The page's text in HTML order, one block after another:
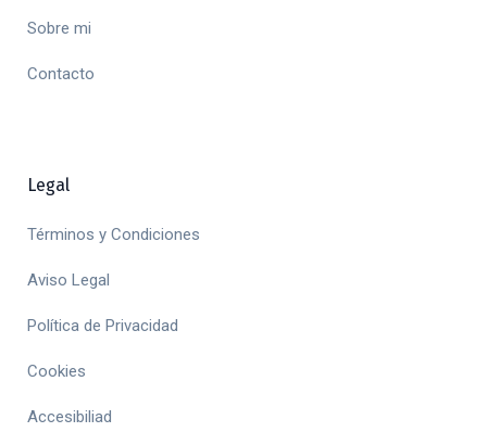
Sobre mi
Contacto
Legal
Términos y Condiciones
Aviso Legal
Política de Privacidad
Cookies
Accesibiliad